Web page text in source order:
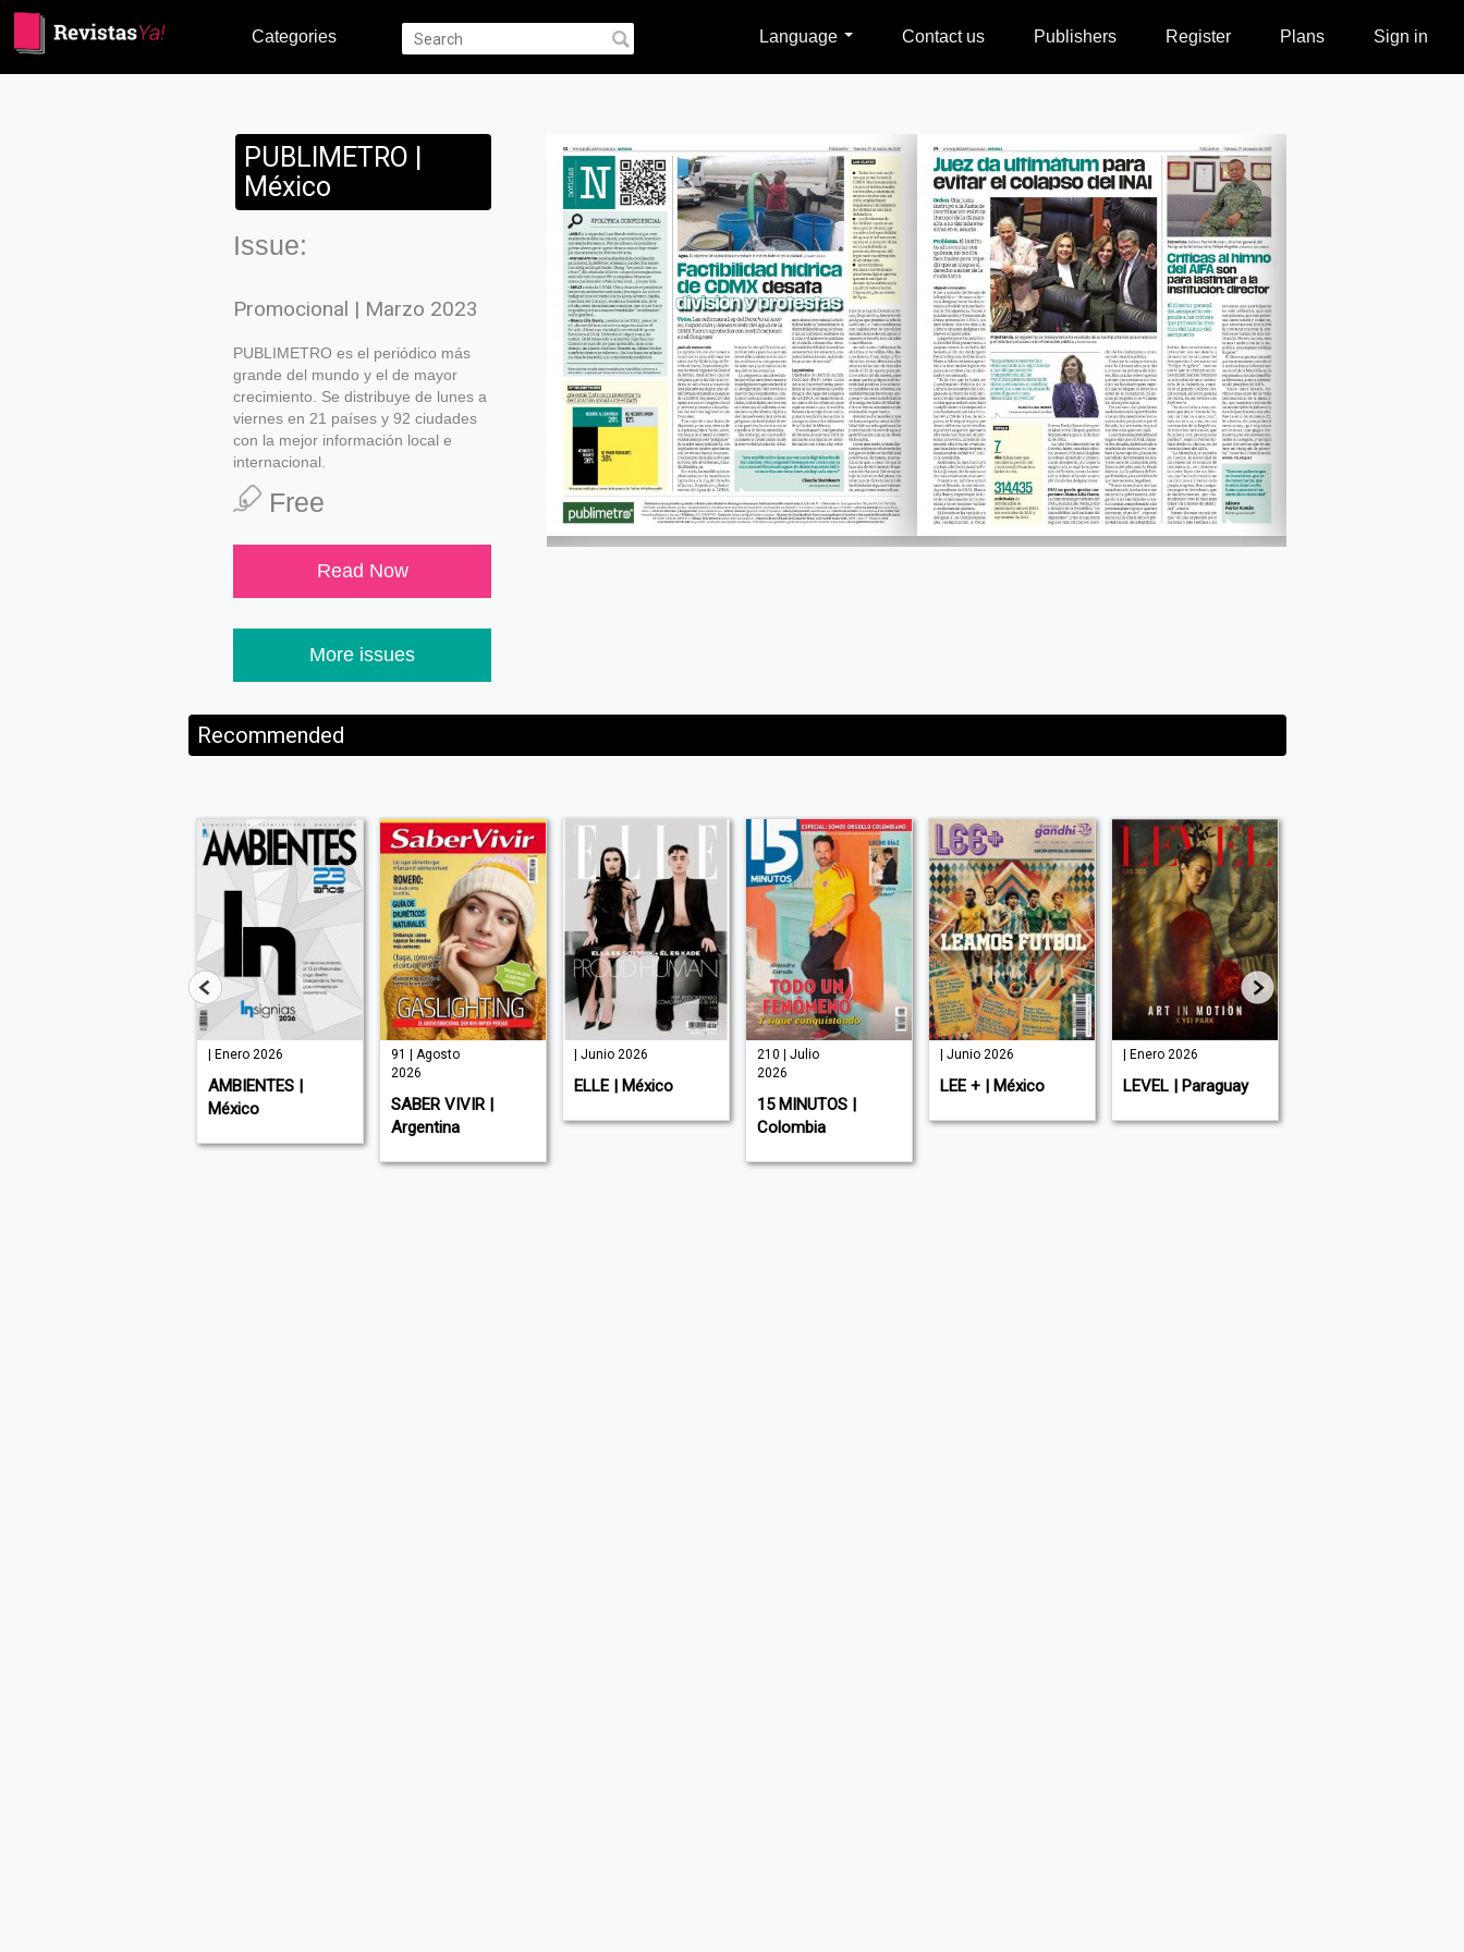
Categories Language Contact us Publishers Register Plans Sign in
PUBLIMETRO |
México
Issue:
Promocional | Marzo 2023
PUBLIMETRO es el periódico más
grande del mundo y el de mayor
crecimiento. Se distribuye de lunes a
viernes en 21 países y 92 ciudades
con la mejor información local e
internacional.
Free
Read Now
More issues
Recommended
| Enero 2026
AMBIENTES |
México
91 | Agosto
2026
SABER VIVIR |
Argentina
| Junio 2026
ELLE | México
210 | Julio
2026
15 MINUTOS |
Colombia
| Junio 2026
LEE + | México
| Enero 2026
LEVEL | Paraguay